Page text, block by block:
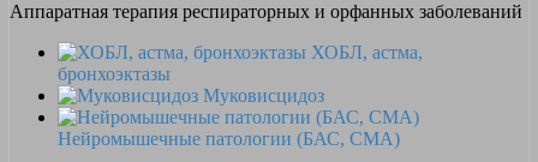
Аппаратная терапия респираторных и орфанных заболеваний
ХОБЛ, астма,
бронхоэктазы
Муковисцидоз
Нейромышечные патологии (БАС, СМА)